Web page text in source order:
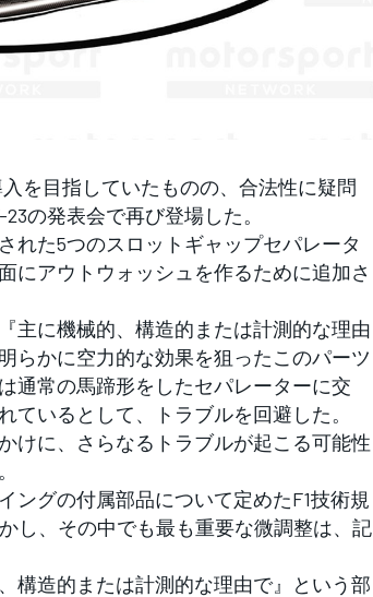
を目指していたものの、合法性に疑問
の発表会で再び登場した。
た5つのスロットギャップセパレータ
にアウトウォッシュを作るために追加さ
主に機械的、構造的または計測的な理由
らかに空力的な効果を狙ったこのパーツ
通常の馬蹄形をしたセパレーターに交
いるとして、トラブルを回避した。
けに、さらなるトラブルが起こる可能性
グの付属部品について定めたF1技術規
し、その中でも最も重要な微調整は、記
構造的または計測的な理由で』という部